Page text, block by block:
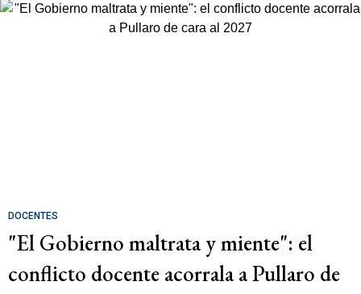
DOCENTES
"El Gobierno maltrata y miente": el
conflicto docente acorrala a Pullaro de